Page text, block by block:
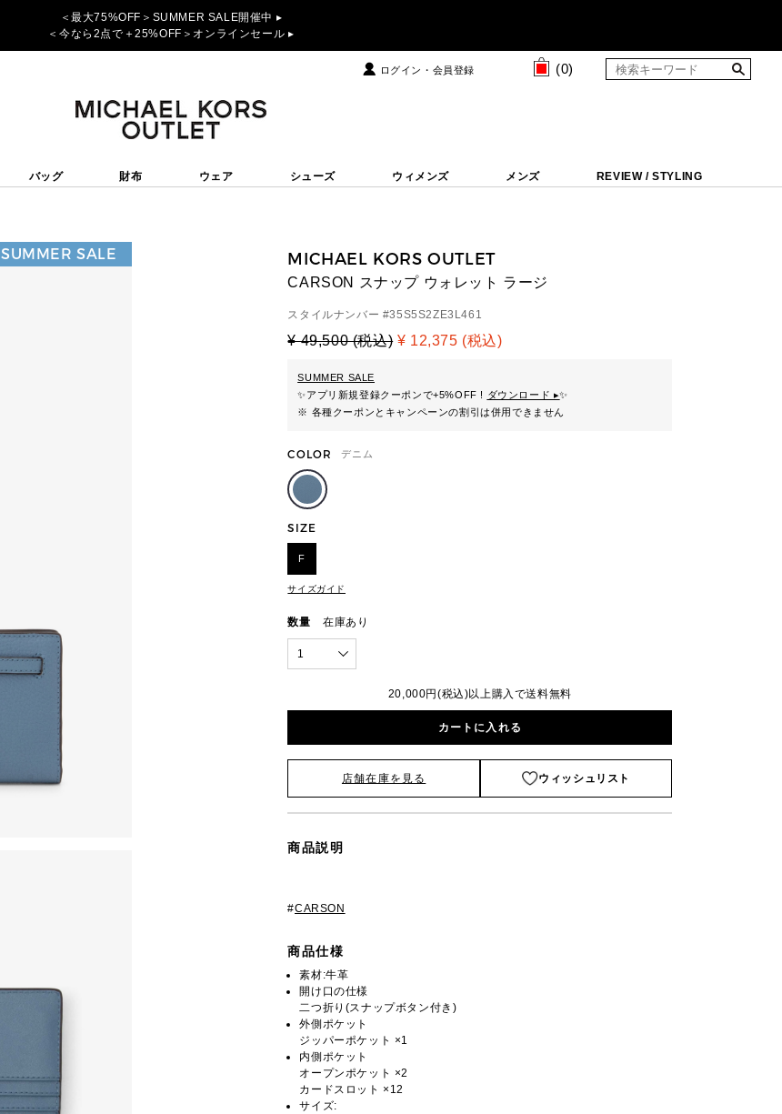
＜最大75%OFF＞SUMMER SALE開催中 ▸
＜今なら2点で＋25%OFF＞オンラインセール ▸
ログイン・会員登録 (0)
バッグ 財布 ウェア シューズ ウィメンズ メンズ REVIEW / STYLING
SUMMER SALE MICHAEL KORS OUTLET
CARSON スナップ ウォレット ラージ
スタイルナンバー #35S5S2ZE3L461
¥ 49,500 (税込) ¥ 12,375 (税込)
SUMMER SALE
✨アプリ新規登録クーポンで+5%OFF ! ダウンロード ▸✨
※ 各種クーポンとキャンペーンの割引は併用できません
COLOR デニム
SIZE
F
サイズガイド
数量 在庫あり
1
20,000円(税込)以上購入で送料無料
カートに入れる
店舗在庫を見る ウィッシュリスト
商品説明
#CARSON
商品仕様
素材:牛革
開け口の仕様
二つ折り(スナップボタン付き)
外側ポケット
ジッパーポケット ×1
内側ポケット
オープンポケット ×2
カードスロット ×12
サイズ: